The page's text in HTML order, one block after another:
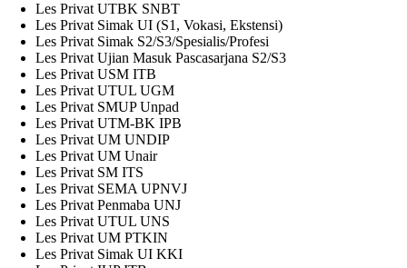
Les Privat UTBK SNBT
Les Privat Simak UI (S1, Vokasi, Ekstensi)
Les Privat Simak S2/S3/Spesialis/Profesi
Les Privat Ujian Masuk Pascasarjana S2/S3
Les Privat USM ITB
Les Privat UTUL UGM
Les Privat SMUP Unpad
Les Privat UTM-BK IPB
Les Privat UM UNDIP
Les Privat UM Unair
Les Privat SM ITS
Les Privat SEMA UPNVJ
Les Privat Penmaba UNJ
Les Privat UTUL UNS
Les Privat UM PTKIN
Les Privat Simak UI KKI